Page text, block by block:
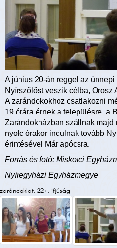
A június 20-án reggel az ünnepi
Nyírszőlőst veszik célba, Orosz
A zarándokokhoz csatlakozni
19 órára érnek a településre, a
Zarándokházban szállnak majd
nyolc órakor indulnak tovább
érintésével Máriapócsra.
Forrás és fotó: Miskolci
Nyíregyházi Egyházmegye
zarándoklat, 22+, ifjúság